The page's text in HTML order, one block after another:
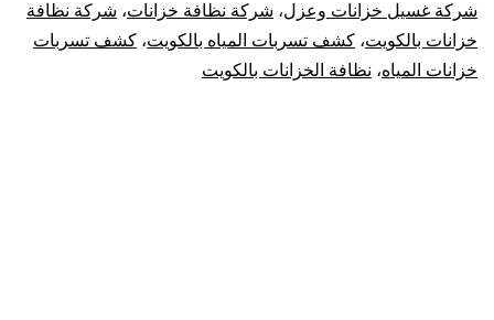
في
شركة غسيل خزانات وعزل، شركة نظافة خزانات، شركة نظافة
خزانات بالكويت، كشف تسربات المياه بالكويت، كشف تسربات
خزانات المياه، نظافة الخزانات بالكويت